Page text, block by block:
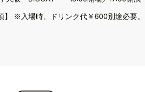
】 ※入場時、ドリンク代￥600別途必要